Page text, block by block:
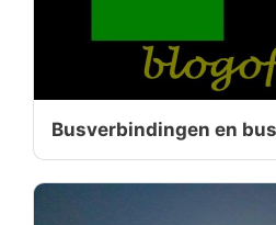
Busverbindingen en